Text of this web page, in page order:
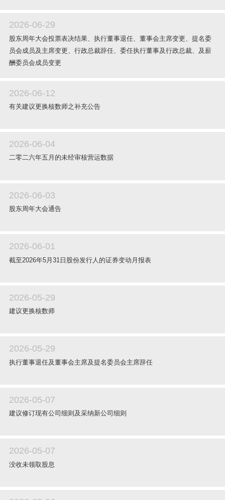
2026-06-29
股东周年大会投票表决结果、执行董事退任、董事会主席变更、提名委
员会成员及主席变更、行政总裁辞任、委任执行董事及行政总裁、及薪
酬委员会成员变更
2026-06-12
有关建议更换核数师之补充公告
2026-06-04
二零二六年五月的未经审核营运数据
2026-06-03
股东周年大会通告
2026-06-01
截至2026年5月31日股份发行人的证券变动月报表
2026-05-29
建议更换核数师
2026-05-29
执行董事退任及董事会主席及提名委员会主席辞任
2026-05-07
建议修订现有公司细则及采纳新公司细则
2026-05-07
没收未领取股息